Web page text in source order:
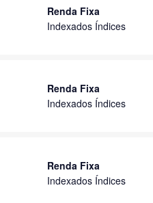
Renda Fixa
Indexados Índices
Renda Fixa
Indexados Índices
Renda Fixa
Indexados Índices